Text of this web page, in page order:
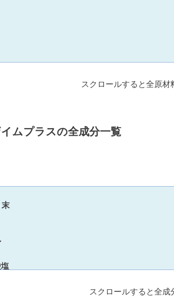
スクロールすると全原材
ムプラスの全成分一覧
末
スクロールすると全成